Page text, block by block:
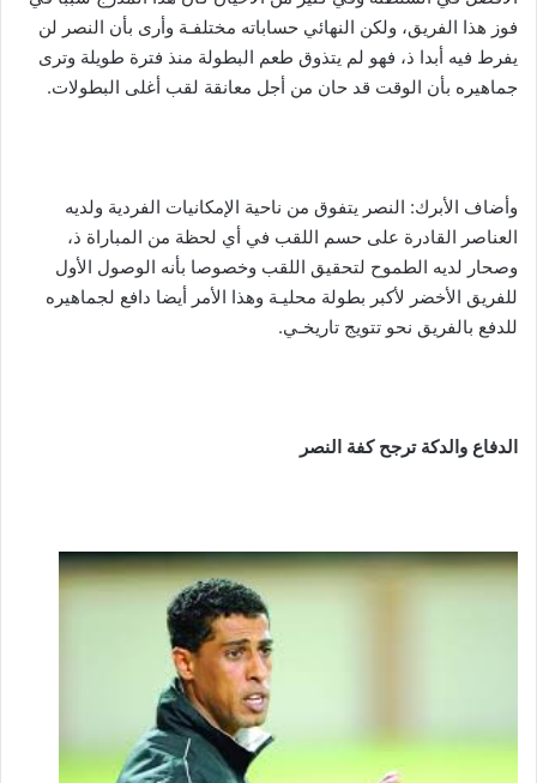
فوز هذا الفريق، ولكن النهائي حساباته مختلفـة وأرى بأن النصر لن
يفرط فيه أبدا ذ، فهو لم يتذوق طعم البطولة منذ فترة طويلة وترى
جماهيره بأن الوقت قد حان من أجل معانقة لقب أغلى البطولات.
وأضاف الأبرك: النصر يتفوق من ناحية الإمكانيات الفردية ولديه
العناصر القادرة على حسم اللقب في أي لحظة من المباراة ذ،
وصحار لديه الطموح لتحقيق اللقب وخصوصا بأنه الوصول الأول
للفريق الأخضر لأكبر بطولة محليـة وهذا الأمر أيضا دافع لجماهيره
للدفع بالفريق نحو تتويج تاريخـي.
الدفاع والدكة ترجح كفة النصر